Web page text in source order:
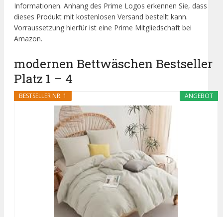
Informationen. Anhang des Prime Logos erkennen Sie, dass
dieses Produkt mit kostenlosen Versand bestellt kann.
Vorraussetzung hierfür ist eine Prime Mitgliedschaft bei
Amazon.
modernen Bettwäschen Bestseller
Platz 1 – 4
ANGEBOT
BESTSELLER NR. 1